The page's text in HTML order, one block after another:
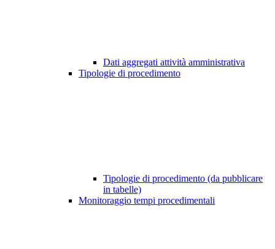
Dati aggregati attività amministrativa
Tipologie di procedimento
Tipologie di procedimento (da pubblicare
in tabelle)
Monitoraggio tempi procedimentali